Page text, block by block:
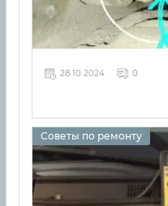
28 10 2024 0
Советы по ремонту